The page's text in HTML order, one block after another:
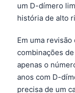
um D-dímero
história de alto
Em uma
combinações
apenas o
anos com D-
precisa de um
Polski
한국어
Magyar
বাংলা